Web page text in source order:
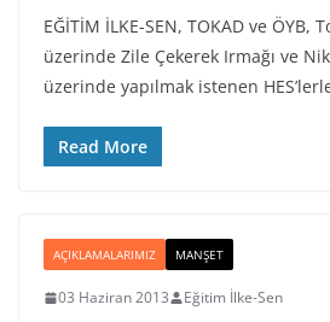
EĞİTİM İLKE-SEN, TOKAD ve ÖYB,
üzerinde Zile Çekerek Irmağı ve
üzerinde yapılmak istenen
Read More
AÇIKLAMALARIMIZ MANŞET
03 Haziran 2013 Eğitim İlke-Sen